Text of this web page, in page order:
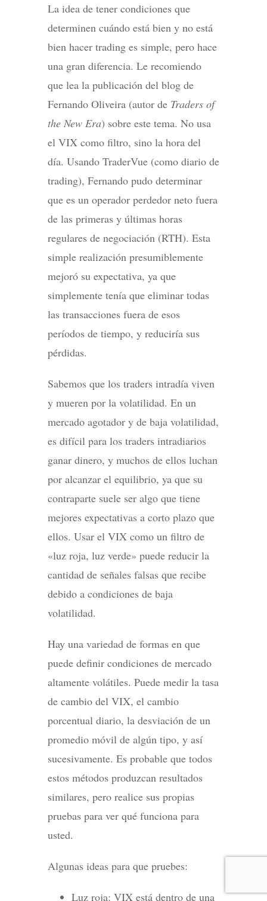
La idea de tener condiciones que
determinen cuándo está bien y no está
bien hacer trading es simple, pero hace
una gran diferencia. Le recomiendo
que lea la publicación del blog de
Fernando Oliveira (autor de Traders of
the New Era) sobre este tema. No usa
el VIX como filtro, sino la hora del
día. Usando TraderVue (como diario de
trading), Fernando pudo determinar
que es un operador perdedor neto fuera
de las primeras y últimas horas
regulares de negociación (RTH). Esta
simple realización presumiblemente
mejoró su expectativa, ya que
simplemente tenía que eliminar todas
las transacciones fuera de esos
períodos de tiempo, y reduciría sus
pérdidas.
Sabemos que los traders intradía viven
y mueren por la volatilidad. En un
mercado agotador y de baja volatilidad,
es difícil para los traders intradiarios
ganar dinero, y muchos de ellos luchan
por alcanzar el equilibrio, ya que su
contraparte suele ser algo que tiene
mejores expectativas a corto plazo que
ellos. Usar el VIX como un filtro de
«luz roja, luz verde» puede reducir la
cantidad de señales falsas que recibe
debido a condiciones de baja
volatilidad.
Hay una variedad de formas en que
puede definir condiciones de mercado
altamente volátiles. Puede medir la tasa
de cambio del VIX, el cambio
porcentual diario, la desviación de un
promedio móvil de algún tipo, y así
sucesivamente. Es probable que todos
estos métodos produzcan resultados
similares, pero realice sus propias
pruebas para ver qué funciona para
usted.
Algunas ideas para que pruebes:
Luz roja: VIX está dentro de una